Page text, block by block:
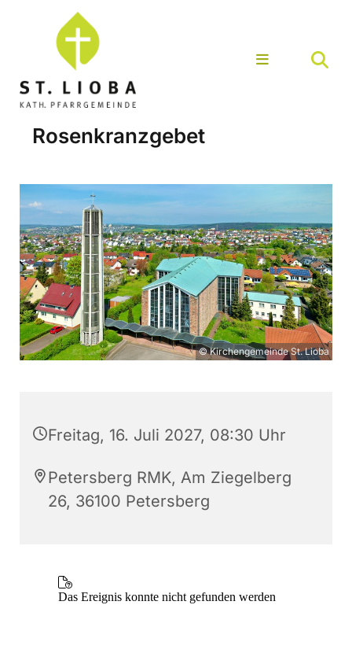
Rosenkranzgebet
© Kirchengemeinde St. Lioba
Freitag, 16. Juli 2027, 08:30 Uhr
Petersberg RMK, Am Ziegelberg
26, 36100 Petersberg